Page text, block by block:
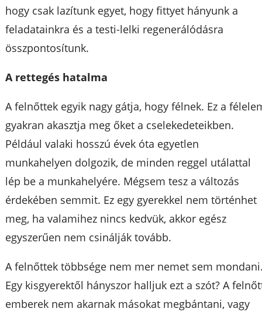
hogy csak lazítunk egyet, hogy fittyet hányunk a
feladatainkra és a testi-lelki regenerálódásra
összpontosítunk.
A rettegés hatalma
A felnőttek egyik nagy gátja, hogy félnek. Ez a
gyakran akasztja meg őket a cselekedeteikben.
Például valaki hosszú évek óta egyetlen
munkahelyen dolgozik, de minden reggel utálattal
lép be a munkahelyére. Mégsem tesz a változás
érdekében semmit. Ez egy gyerekkel nem történhet
meg, ha valamihez nincs kedvük, akkor egész
egyszerűen nem csinálják tovább.
A felnőttek többsége nem mer nemet sem
Egy kisgyerektől hányszor halljuk ezt a szót? A
emberek nem akarnak másokat megbántani, vagy